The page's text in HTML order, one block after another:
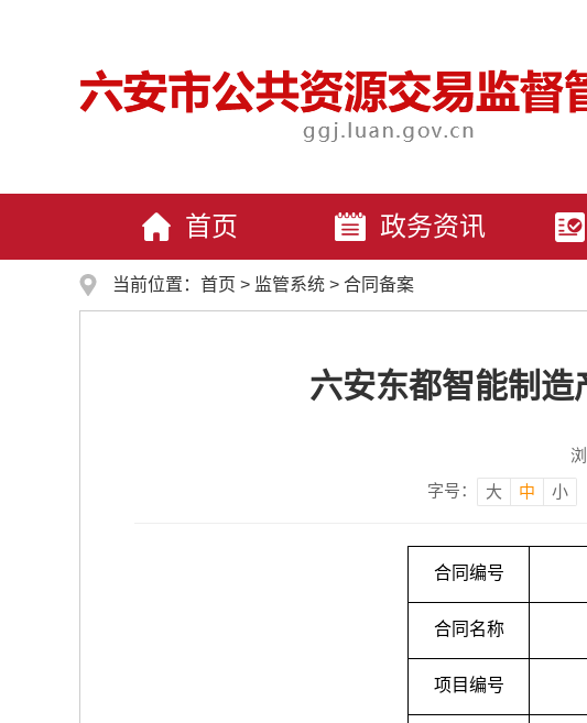
首页 政务资讯
当前位置： 首页 > 监管系统 > 合同备案
六安东都智能制
字号：
大 中 小
合同编号
合同名称
项目编号